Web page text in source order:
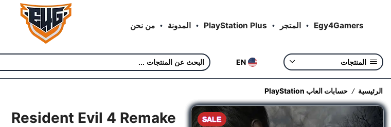
Egy4Gamers المتجر PlayStation Plus المدونة من نحن
المنتجات EN
الرئيسية / حسابات العاب PlayStation
SALE
Resident Evil 4 Remake